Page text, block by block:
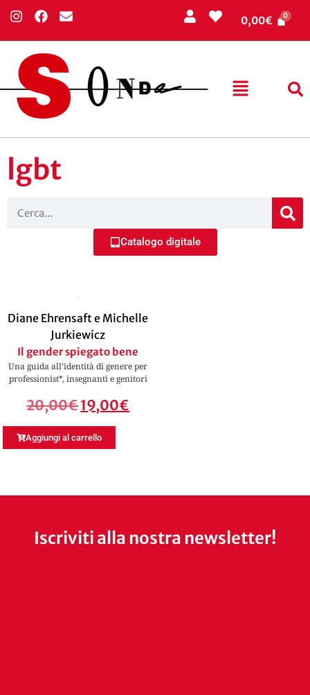
0,00€
lgbt
Catalogo digitale
Diane Ehrensaft e Michelle
Jurkiewicz
Il gender spiegato bene
Una guida all’identità di genere per
professionist*, insegnanti e genitori
20,00€19,00€
Aggiungi al carrello
Iscriviti alla nostra newsletter!